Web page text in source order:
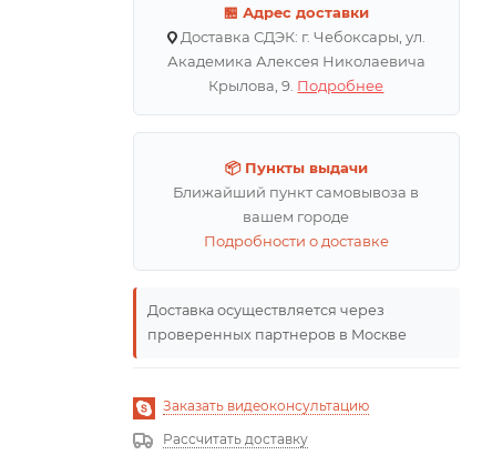
🏪 Адрес доставки
Доставка СДЭК: г. Чебоксары, ул.
Академика Алексея Николаевича
Крылова, 9. Подробнее
📦 Пункты выдачи
Ближайший пункт самовывоза в
вашем городе
Подробности о доставке
Доставка осуществляется через
проверенных партнеров в Москве
Заказать видеоконсультацию
Рассчитать доставку